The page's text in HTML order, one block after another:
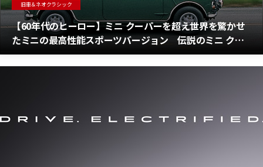
旧車＆ネオクラシック
【60年代のヒーロー】ミニ クーパーを超え世界を驚かせ
たミニの最高性能スポーツバージョン 伝説のミニ クー
パーS誕生物語